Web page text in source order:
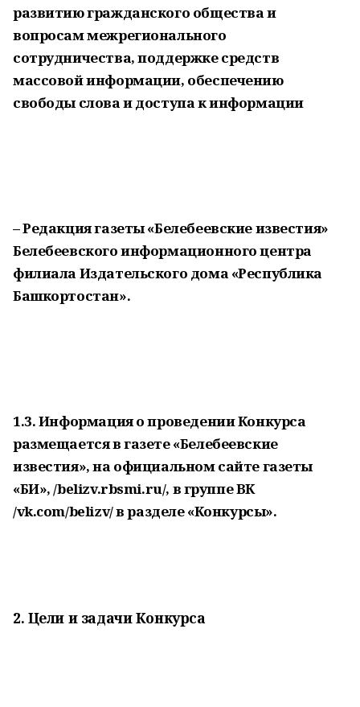
развитию гражданского общества и
вопросам межрегионального
сотрудничества, поддержке средств
массовой информации, обеспечению
свободы слова и доступа к информации
– Редакция газеты «Белебеевские известия»
Белебеевского информационного центра
филиала Издательского дома «Республика
Башкортостан».
1.3. Информация о проведении Конкурса
размещается в газете «Белебеевские
известия», на официальном сайте газеты
«БИ», /belizv.rbsmi.ru/, в группе ВК
/vk.com/belizv/ в разделе «Конкурсы».
2. Цели и задачи Конкурса